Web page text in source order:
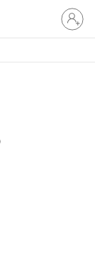
ลงชื่อ
เข้า
บัญชี